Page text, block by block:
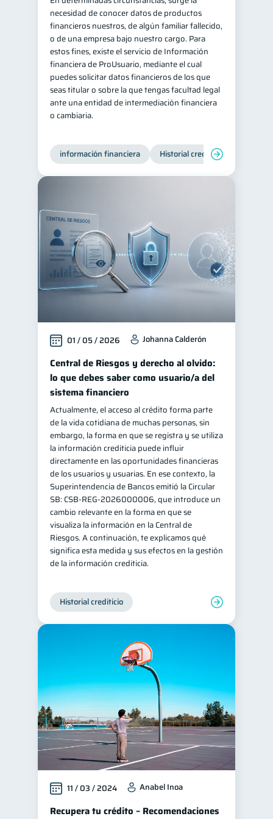
Salud mental 1 ahorro 1
Retiro 1 Doble sueldo 1
Gasto responsable 1
información financiera 1
necesidad de conocer datos de productos
financieros nuestros, de algún familiar fallecido,
o de una empresa bajo nuestro cargo. Para
estos fines, existe el servicio de Información
financiera de ProUsuario, mediante el cual
puedes solicitar datos financieros de los que
seas titular o sobre la que tengas facultad legal
ante una entidad de intermediación financiera
o cambiaria.
información financiera Historial crediticio
01 / 05 / 2026 Johanna Calderón
Central de Riesgos y derecho al olvido:
lo que debes saber como usuario/a del
sistema financiero
Actualmente, el acceso al crédito forma parte
de la vida cotidiana de muchas personas, sin
embargo, la forma en que se registra y se utiliza
la información crediticia puede influir
directamente en las oportunidades financieras
de los usuarios y usuarias. En ese contexto, la
Superintendencia de Bancos emitió la Circular
SB: CSB-REG-2026000006, que introduce un
cambio relevante en la forma en que se
visualiza la información en la Central de
Riesgos. A continuación, te explicamos qué
significa esta medida y sus efectos en la gestión
de la información crediticia.
Historial crediticio
11 / 03 / 2024 Anabel Inoa
Recupera tu crédito – Recomendaciones